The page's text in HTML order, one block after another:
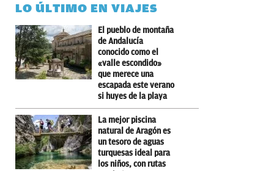
LO ÚLTIMO EN VIAJES
El pueblo de montaña
de Andalucía
conocido como el
«valle escondido»
que merece una
escapada este verano
si huyes de la playa
La mejor piscina
natural de Aragón es
un tesoro de aguas
turquesas ideal para
los niños, con rutas